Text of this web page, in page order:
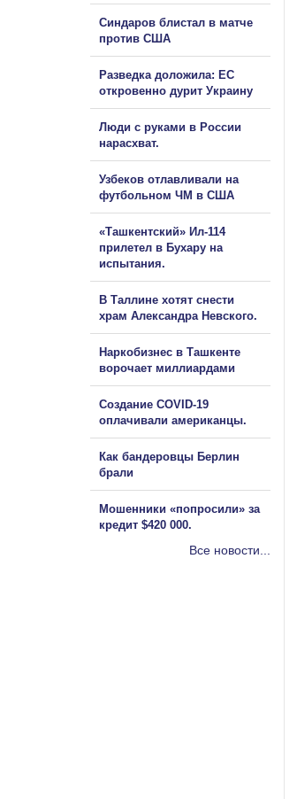
Синдаров блистал в матче
против США
Разведка доложила: ЕС
откровенно дурит Украину
Люди с руками в России
нарасхват.
Узбеков отлавливали на
футбольном ЧМ в США
«Ташкентский» Ил-114
прилетел в Бухару на
испытания.
В Таллине хотят снести
храм Александра Невского.
Наркобизнес в Ташкенте
ворочает миллиардами
Создание COVID-19
оплачивали американцы.
Как бандеровцы Берлин
брали
Мошенники «попросили» за
кредит $420 000.
Все новости...